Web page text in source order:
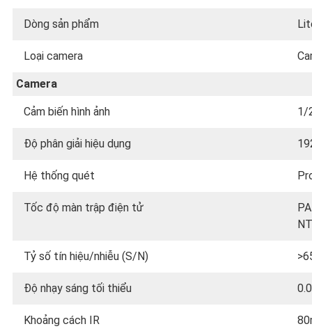
Dòng sản phẩm
Loại camera
Camera
Cảm biến hình ảnh 1/
Độ phân giải hiệu dụng
Hệ thống quét
Tốc độ màn trập điện tử
Tỷ số tín hiệu/nhiễu (S/N)
Độ nhạy sáng tối thiểu
Khoảng cách IR